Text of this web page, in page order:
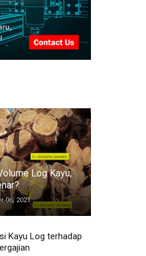
Log Kayu,
06, 2021
Kayu Log terhadap